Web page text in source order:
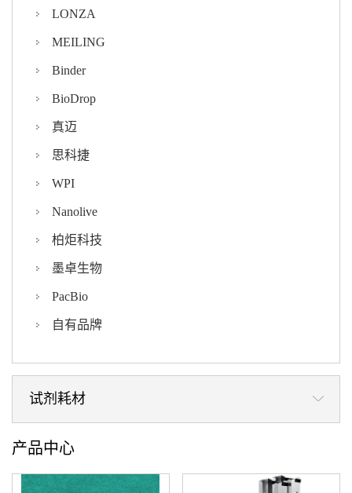
LONZA
MEILING
Binder
BioDrop
真迈
思科捷
WPI
Nanolive
柏炬科技
墨卓生物
PacBio
自有品牌
试剂耗材
产品中心